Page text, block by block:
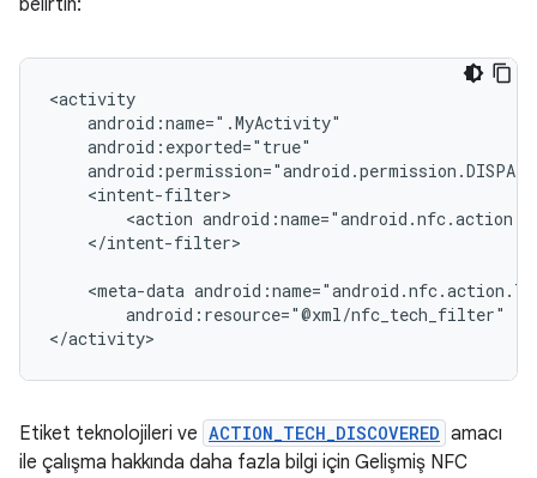
belirtin:
<action
</intent-filter>
<meta-data
android:resource="@xml/nfc_tech_filter"
</activity>
Etiket teknolojileri ve ACTION_TECH_DISCOVERED amacı
ile çalışma hakkında daha fazla bilgi için Gelişmiş NFC